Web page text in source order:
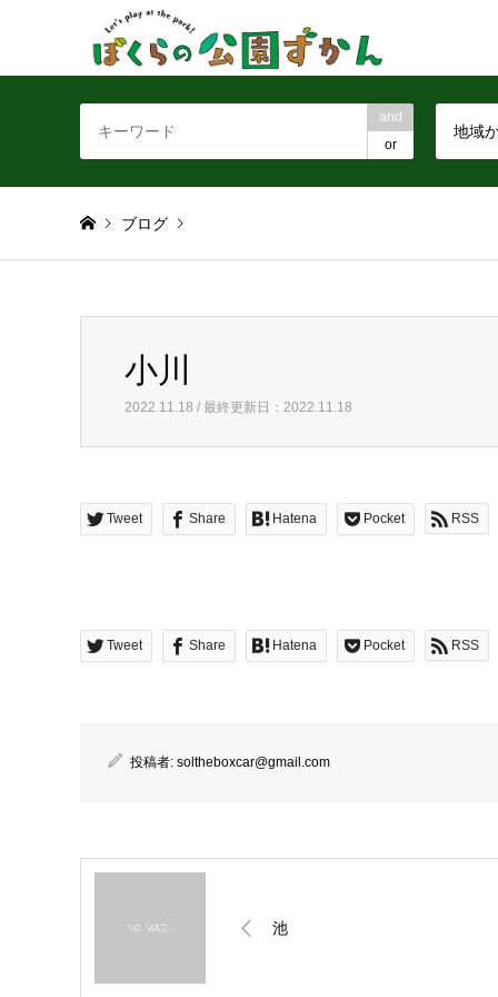
and
or
地域
ブログ
小川
2022.11.18 / 最終更新日：2022.11.18
Tweet Share Hatena Pocket RSS
Tweet Share Hatena Pocket RSS
投稿者: soltheboxcar@gmail.com
池